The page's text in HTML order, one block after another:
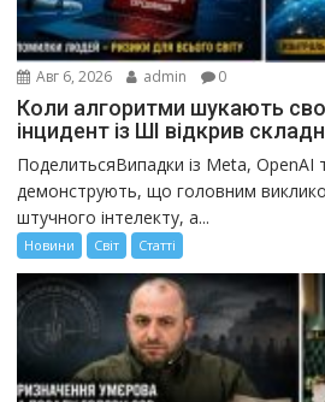
Авг 6, 2026 admin 0
Коли алгоритми шукають
інцидент із ШІ відкрив
ПоделитьсяВипадки із Meta, OpenAI
демонструють, що головним
штучного інтелекту, а...
Новини Світ Статті